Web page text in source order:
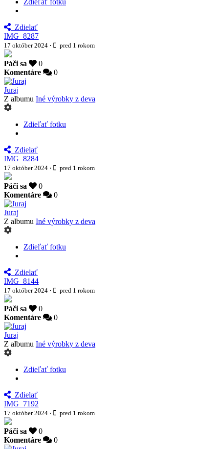
Zdielať
IMG_8287
17 október 2024 · pred 1 rokom
Páči sa
0
Komentáre
0
Juraj
Z albumu Iné výrobky z deva
Zdieľať fotku
Zdielať
IMG_8284
17 október 2024 · pred 1 rokom
Páči sa
0
Komentáre
0
Juraj
Z albumu Iné výrobky z deva
Zdieľať fotku
Zdielať
IMG_8144
17 október 2024 · pred 1 rokom
Páči sa
0
Komentáre
0
Juraj
Z albumu Iné výrobky z deva
Zdieľať fotku
Zdielať
IMG_7192
17 október 2024 · pred 1 rokom
Páči sa
0
Komentáre
0